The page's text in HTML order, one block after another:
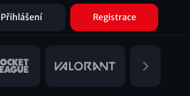
Přihlášení Registrace